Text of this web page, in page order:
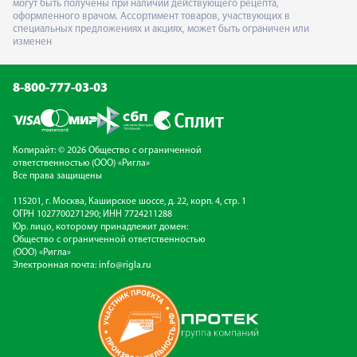
могут быть получены при наличии действующего рецепта,
оформленного врачом. Ассортимент товаров, участвующих в
специальных предложениях и акциях, может быть ограничен или
изменен
8-800-777-03-03
Копирайт: © 2026 Общество с ограниченной
ответственностью (ООО) «Ригла»
Все права защищены
115201, г. Москва, Каширское шоссе, д. 22, корп. 4, стр. 1
ОГРН 1027700271290; ИНН 7724211288
Юр. лицо, которому принадлежит домен:
Общество с ограниченной ответственностью
(ООО) «Ригла»
Электронная почта: info@rigla.ru